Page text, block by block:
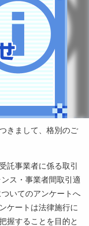
きまして、格別のご
託事業者に係る取引
ス・事業者間取引適
いてのアンケートへ
ケートは法律施行に
握することを目的と